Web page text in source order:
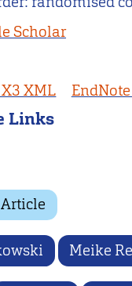
Scholar
XML
Links
Meike